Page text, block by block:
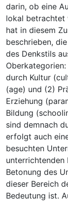
darin, ob eine
lokal betrachtet
hat in diesem
beschrieben,
des Denkstils
durch Kultur
(age) und (2)
Erziehung
Bildung
sind demnach
erfolgt auch
besuchten
unterrichtenden
Betonung des
dieser Bereich
Bedeutung ist.